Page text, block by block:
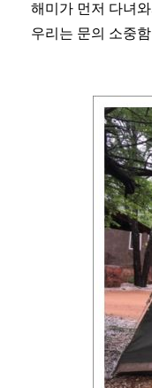
해미가 먼저 다녀
우리는 문의 소중